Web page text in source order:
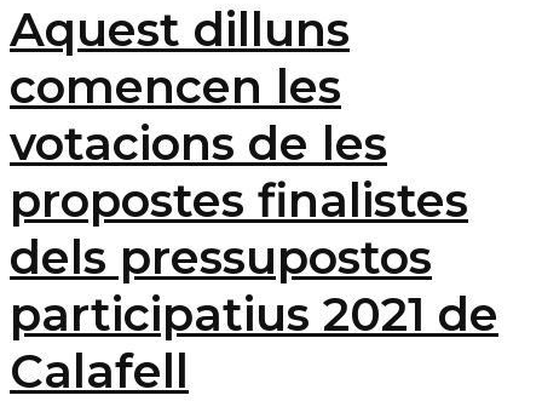
Aquest dilluns
comencen les
votacions de les
propostes finalistes
dels pressupostos
participatius 2021 de
Calafell